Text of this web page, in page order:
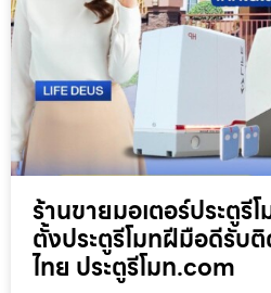
ร้านขายมอเตอร์ประตูรี
ตั้งประตูรีโมทฝีมือดีรับ
ไทย ประตูรีโมท.com